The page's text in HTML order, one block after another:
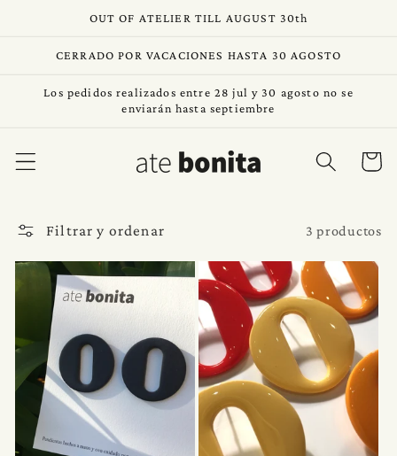
directamenteOUT OF ATELIER TILL AUGUST 30th
CERRADO POR VACACIONES HASTA 30 AGOSTO
Los pedidos realizados entre 28 jul y 30 agosto no se
enviarán hasta septiembre
Carrito
Filtrar y ordenar 3 productos